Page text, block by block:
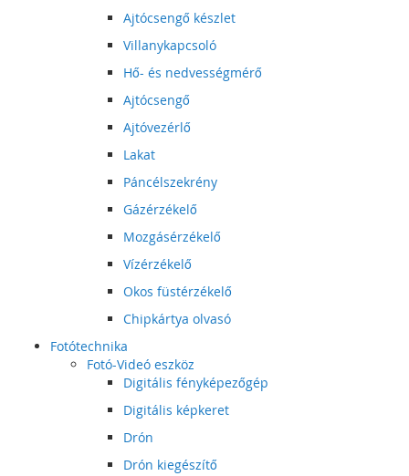
Ajtócsengő készlet
Villanykapcsoló
Hő- és nedvességmérő
Ajtócsengő
Ajtóvezérlő
Lakat
Páncélszekrény
Gázérzékelő
Mozgásérzékelő
Vízérzékelő
Okos füstérzékelő
Chipkártya olvasó
Fotótechnika
Fotó-Videó eszköz
Digitális fényképezőgép
Digitális képkeret
Drón
Drón kiegészítő